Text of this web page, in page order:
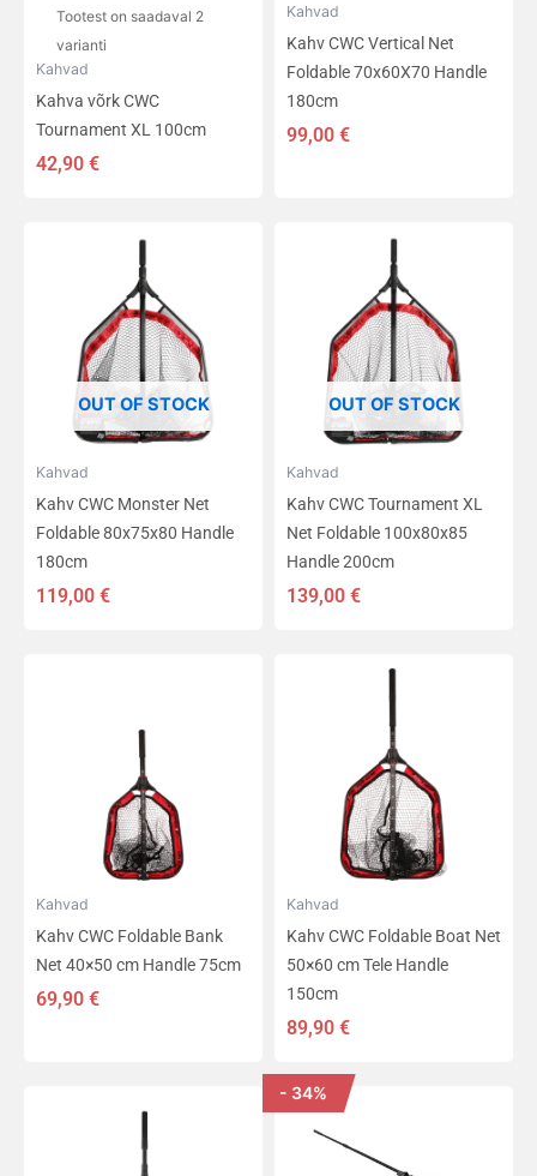
Tootest on saadaval 2
varianti
Kahvad
Kahva võrk CWC
Tournament XL 100cm
42,90 €
Kahvad
Kahv CWC Vertical Net
Foldable 70x60X70 Handle
180cm
99,00 €
OUT OF STOCK
Kahvad
Kahv CWC Monster Net
Foldable 80x75x80 Handle
180cm
119,00 €
OUT OF STOCK
Kahvad
Kahv CWC Tournament XL
Net Foldable 100x80x85
Handle 200cm
139,00 €
Kahvad
Kahv CWC Foldable Bank
Net 40×50 cm Handle 75cm
69,90 €
Kahvad
Kahv CWC Foldable Boat Net
50×60 cm Tele Handle
150cm
89,90 €
- 34%
oli:
59,00 €.